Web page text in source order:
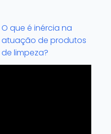
O que é inércia na
atuação de produtos
de limpeza?